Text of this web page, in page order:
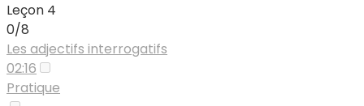
Leçon 4
0/8
Les adjectifs interrogatifs
02:16
Pratique